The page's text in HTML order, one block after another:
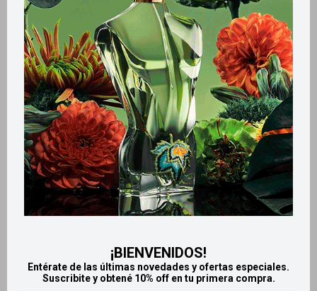
¡BIENVENIDOS!
Entérate de las últimas novedades y ofertas especiales.
Suscribite y obtené 10% off en tu primera compra.
Productos que te pueden interesar
Llega MAÑANA
LlegaMAÑANA
Llega MAÑANA
Llega MAÑANA